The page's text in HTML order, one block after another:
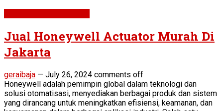
Jual Honeywell Actuator Murah Di
Jakarta
geraibaja — July 26, 2024 comments off
Honeywell adalah pemimpin global dalam teknologi dan
solusi otomatisasi, menyediakan berbagai produk dan sistem
yang dirancang untuk meningkatkan efisiensi, keamanan, dan